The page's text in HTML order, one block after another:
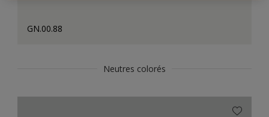
GN.00.88
Neutres colorés